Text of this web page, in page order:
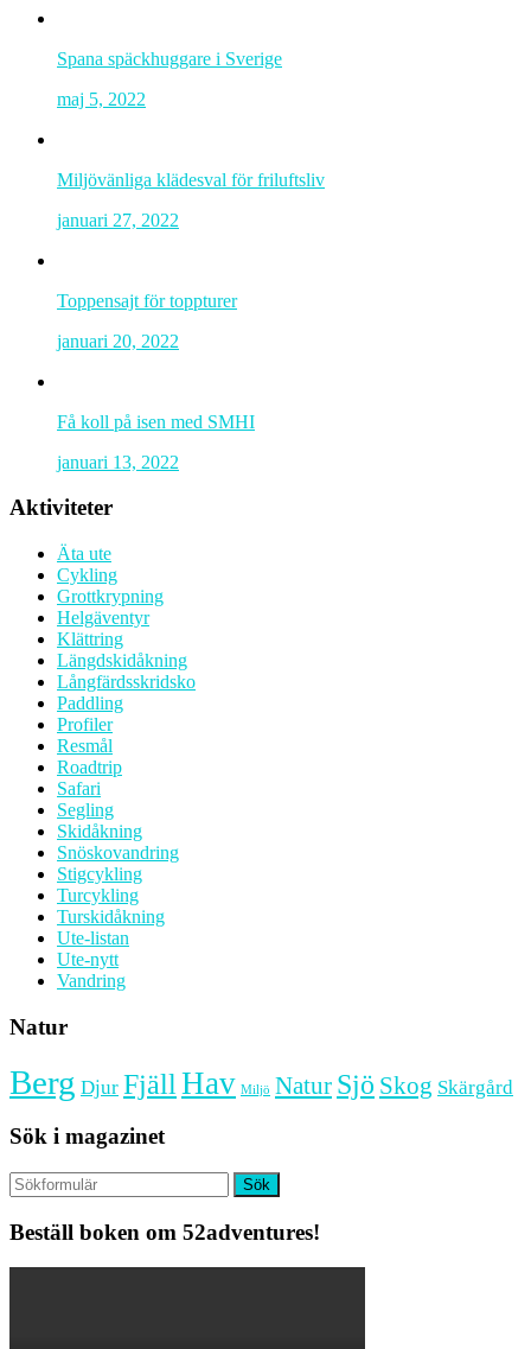
Spana späckhuggare i Sverige
maj 5, 2022
Miljövänliga klädesval för friluftsliv
januari 27, 2022
Toppensajt för toppturer
januari 20, 2022
Få koll på isen med SMHI
januari 13, 2022
Aktiviteter
Äta ute
Cykling
Grottkrypning
Helgäventyr
Klättring
Längdskidåkning
Långfärdsskridsko
Paddling
Profiler
Resmål
Roadtrip
Safari
Segling
Skidåkning
Snöskovandring
Stigcykling
Turcykling
Turskidåkning
Ute-listan
Ute-nytt
Vandring
Natur
Berg Djur Fjäll Hav Miljö Natur Sjö Skog Skärgård
Sök i magazinet
Sök
Beställ boken om 52adventures!